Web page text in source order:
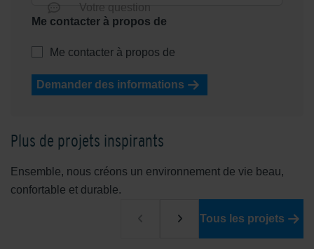
Votre question
Me contacter à propos de
Me contacter à propos de
Demander des informations
Plus de projets inspirants
Ensemble, nous créons un environnement de vie beau,
confortable et durable.
Tous les projets